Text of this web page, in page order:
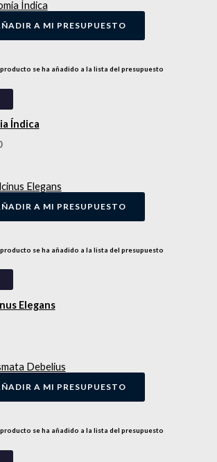
A MI PRESUPUESTO
se ha añadido a la lista del presupuesto
Índica
A MI PRESUPUESTO
se ha añadido a la lista del presupuesto
Elegans
A MI PRESUPUESTO
se ha añadido a la lista del presupuesto